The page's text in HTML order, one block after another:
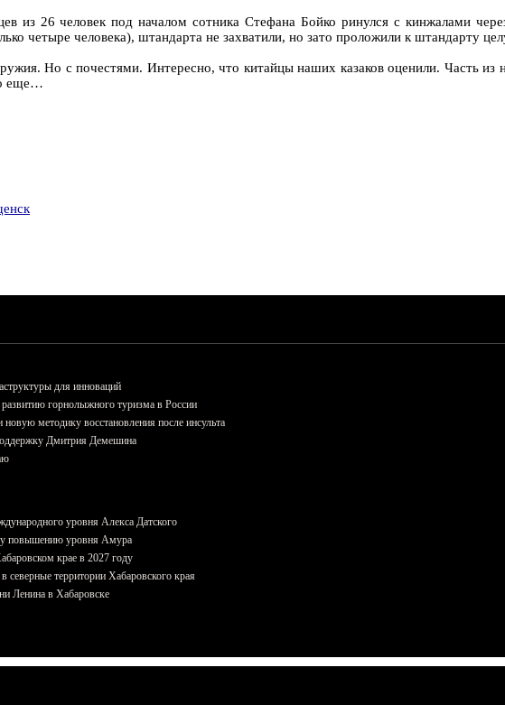
из 26 человек под началом сотника Стефана Бойко ринулся с кинжалами
четыре человека), штандарта не захватили, но зато проложили к штандарту
Но с почестями. Интересно, что китайцы наших казаков оценили. Часть
еще…
для инноваций
горнолыжного туризма в России
методику восстановления после инсульта
Дмитрия Демешина
уровня Алекса Датского
повышению уровня Амура
крае в 2027 году
северные территории Хабаровского края
Ленина в Хабаровске